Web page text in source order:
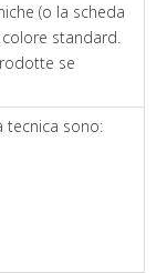
(o la scheda
standard.
se
tecnica sono: